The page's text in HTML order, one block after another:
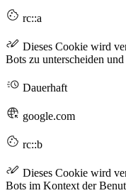
rc::a
Dieses Cookie wird
Bots zu unterscheiden
Dauerhaft
google.com
rc::b
Dieses Cookie wird
Bots im Kontext der